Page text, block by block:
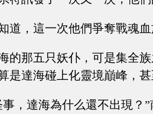
道，這一次他們爭奪戰魂
的那五只妖仆，可是集全
是達海碰上化靈境巔峰，
事，達海為什么還不出現？